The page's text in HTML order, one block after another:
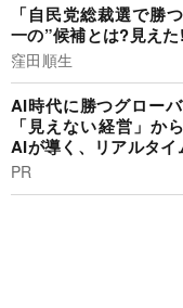
「自民党総裁選で勝
一の”候補とは?見え
窪田順生
AI時代に勝つグロー
「見えない経営」か
AIが導く、リアルタイ
PR